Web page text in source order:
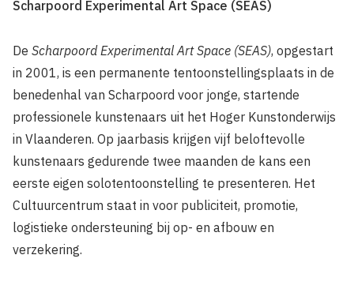
Scharpoord Experimental Art Space (SEAS)
De Scharpoord Experimental Art Space (SEAS), opgestart
in 2001, is een permanente tentoonstellingsplaats in de
benedenhal van Scharpoord voor jonge, startende
professionele kunstenaars uit het Hoger Kunstonderwijs
in Vlaanderen. Op jaarbasis krijgen vijf beloftevolle
kunstenaars gedurende twee maanden de kans een
eerste eigen solotentoonstelling te presenteren. Het
Cultuurcentrum staat in voor publiciteit, promotie,
logistieke ondersteuning bij op- en afbouw en
verzekering.